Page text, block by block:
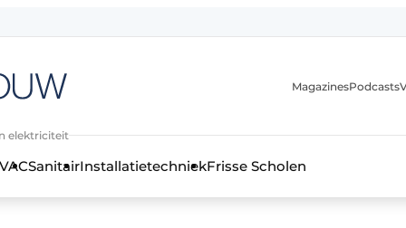
elektriciteit
MagazinesPodcasts
SanitairInstallatietechniekFrisse Scholen